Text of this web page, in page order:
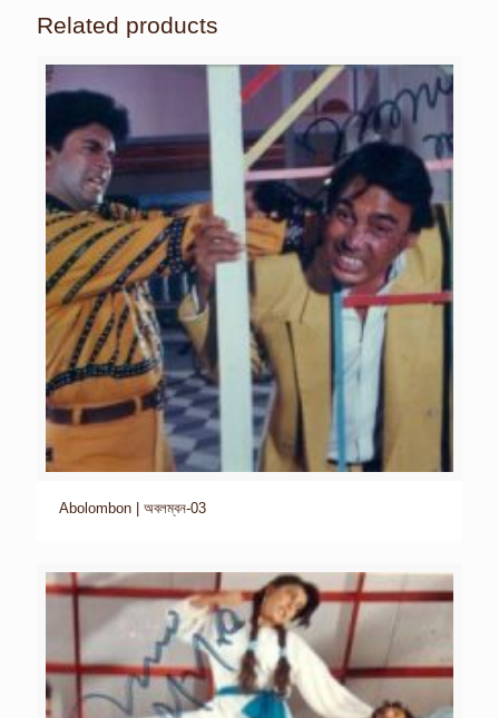
Related products
Abolombon | অবলম্বন-03